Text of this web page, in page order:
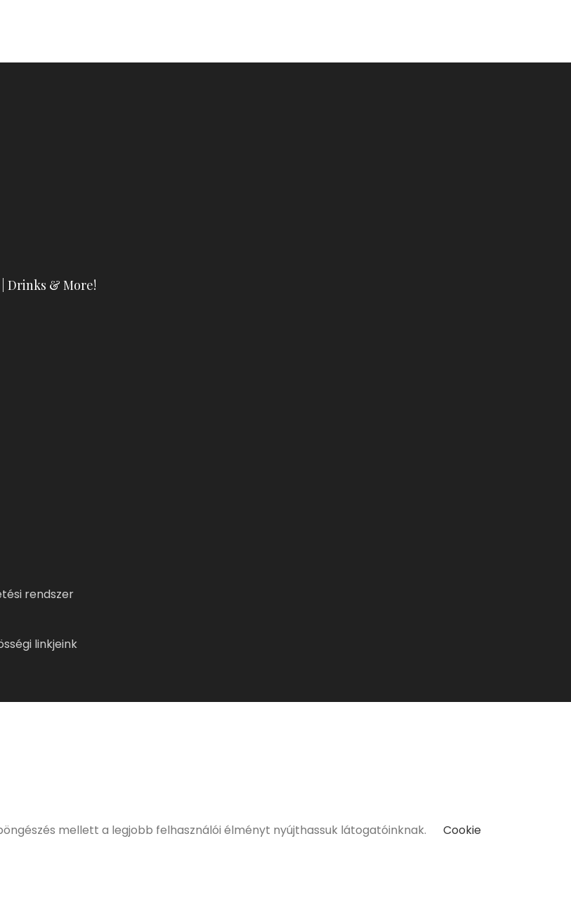
Drinks & More!
rendszer
linkjeink
mellett a legjobb felhasználói élményt nyújthassuk látogatóinknak.
Cookie